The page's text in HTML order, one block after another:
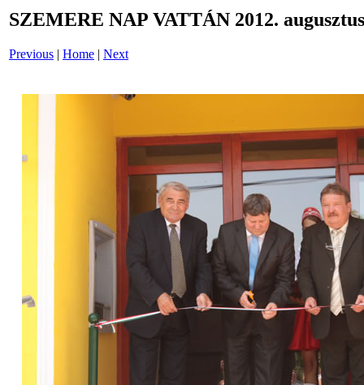
SZEMERE NAP VATTÁN 2012.
Previous | Home | Next